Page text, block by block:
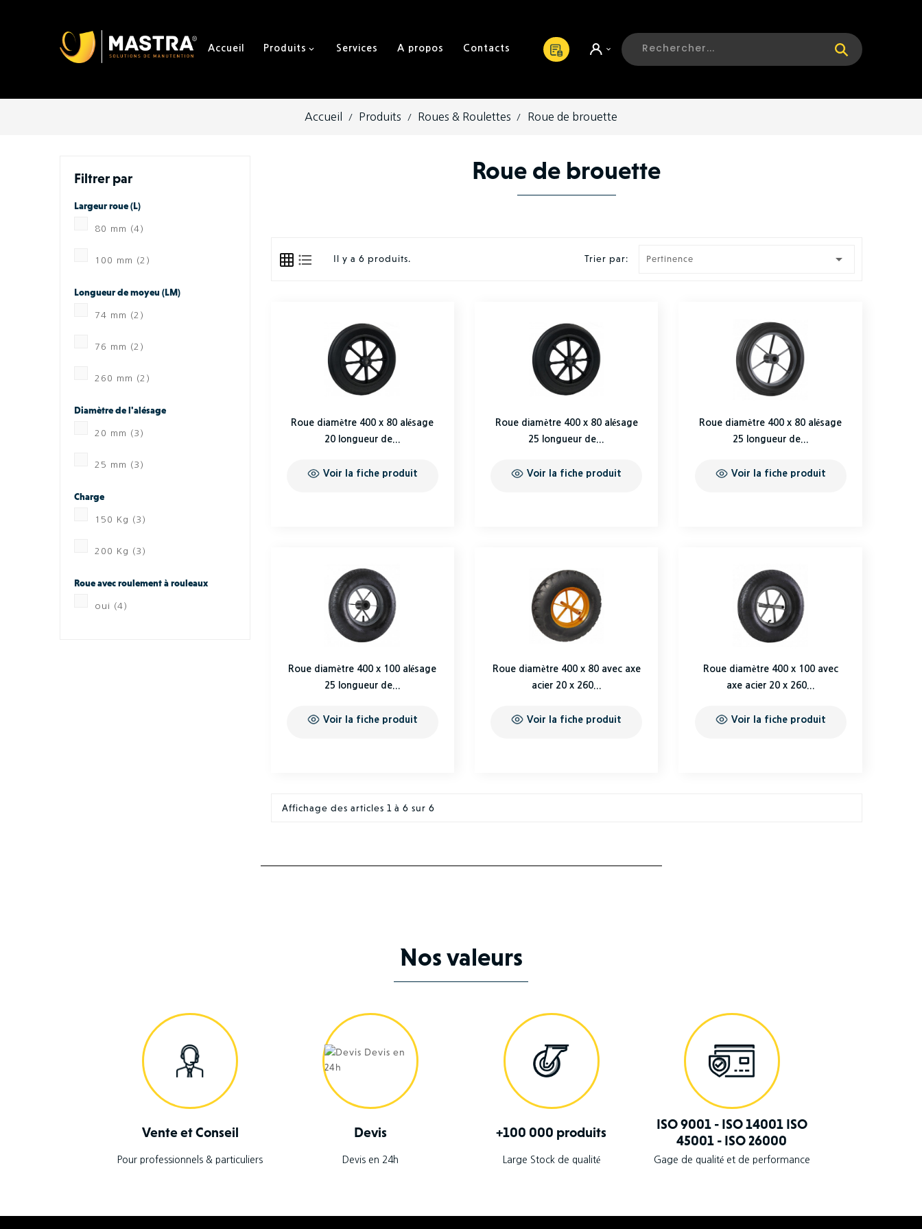
Accueil Produits Services A propos Contacts
Accueil Produits Roues & Roulettes Roue de brouette
Filtrer par
Largeur roue (L)
80 mm (4)
100 mm (2)
Longueur de moyeu (LM)
74 mm (2)
76 mm (2)
260 mm (2)
Diamètre de l'alésage
20 mm (3)
25 mm (3)
Charge
150 Kg (3)
200 Kg (3)
Roue avec roulement à rouleaux
oui (4)
Roue de brouette
Il y a 6 produits. Trier par: Pertinence 
Roue diamètre 400 x 80 alésage
20 longueur de...
Voir la fiche produit
Roue diamètre 400 x 80 alésage
25 longueur de...
Voir la fiche produit
Roue diamètre 400 x 80 alésage
25 longueur de...
Voir la fiche produit
Roue diamètre 400 x 100 alésage
25 longueur de...
Voir la fiche produit
Roue diamètre 400 x 80 avec axe
acier 20 x 260...
Voir la fiche produit
Roue diamètre 400 x 100 avec
axe acier 20 x 260...
Voir la fiche produit
Affichage des articles 1 à 6 sur 6
Nos valeurs
Vente et Conseil
Pour professionnels & particuliers
Devis
Devis en 24h
+100 000 produits
Large Stock de qualité
ISO 9001 - ISO 14001 ISO
45001 - ISO 26000
Gage de qualité et de performance